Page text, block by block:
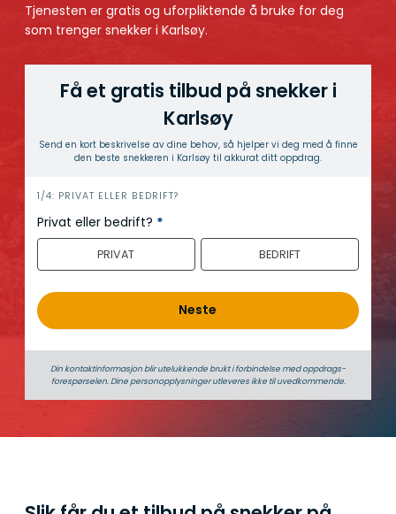
Tjenesten er gratis og uforpliktende å bruke for deg
som trenger snekker i Karlsøy.
Få et gratis tilbud på snekker i
Karlsøy
Send en kort beskrivelse av dine behov, så hjelper vi deg med å finne
den beste snekkeren i Karlsøy til akkurat ditt oppdrag.
h
e
r
1/4: PRIVAT ELLER BEDRIFT?
Privat eller bedrift? *
PRIVAT BEDRIFT
Neste
Din kontaktinformasjon blir utelukkende brukt i forbindelse med oppdrags­
forespørselen. Dine person­­opplysninger utleveres ikke til uvedkommende.